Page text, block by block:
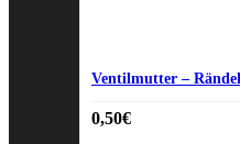
Ventilmutter –
0,50€